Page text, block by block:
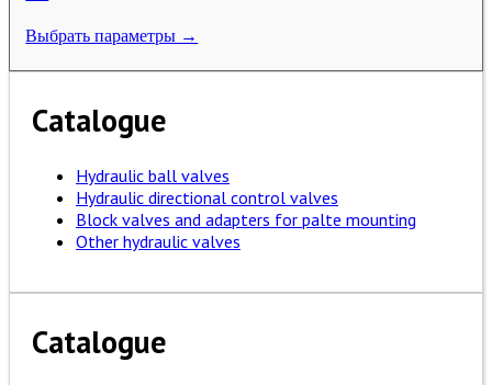
Выбрать параметры →
Catalogue
Hydraulic ball valves
Hydraulic directional control valves
Block valves and adapters for palte mounting
Other hydraulic valves
Catalogue